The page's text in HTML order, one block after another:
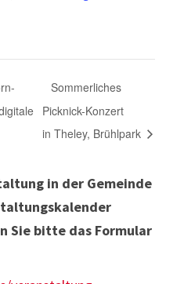
Sommerliches
Picknick-Konzert
in Theley, Brühlpark
in der Gemeinde
Sie bitte das Formular